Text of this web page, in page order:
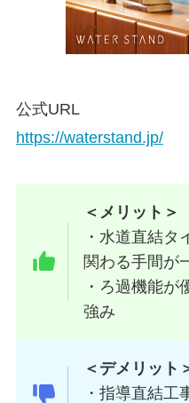
公式URL
https://waterstand.jp/
＜メリット＞
・水道直結タ
関わる手間が
・ろ過機能が
強み
＜デメリット
・指導直結工